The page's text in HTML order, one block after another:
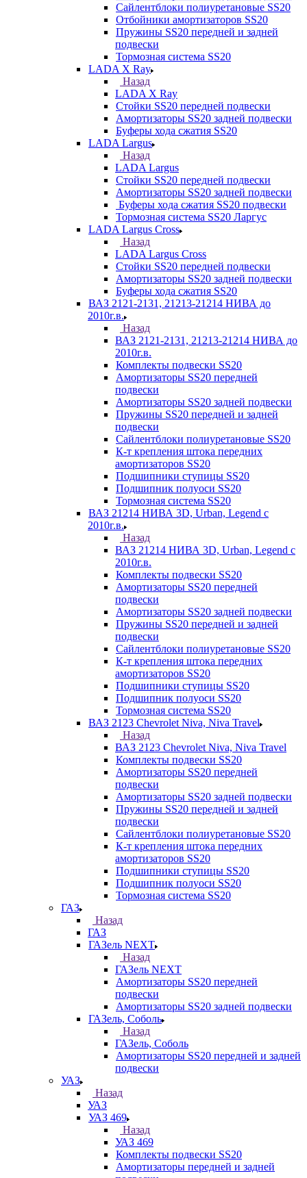
Сайлентблоки полиуретановые SS20
Отбойники амортизаторов SS20
Пружины SS20 передней и задней
подвески
Тормозная система SS20
LADA X Ray
Назад
LADA X Ray
Стойки SS20 передней подвески
Амортизаторы SS20 задней подвески
Буферы хода сжатия SS20
LADA Largus
Назад
LADA Largus
Стойки SS20 передней подвески
Амортизаторы SS20 задней подвески
Буферы хода сжатия SS20 подвески
Тормозная система SS20 Ларгус
LADA Largus Cross
Назад
LADA Largus Cross
Стойки SS20 передней подвески
Амортизаторы SS20 задней подвески
Буферы хода сжатия SS20
ВАЗ 2121-2131, 21213-21214 НИВА до
2010г.в.
Назад
ВАЗ 2121-2131, 21213-21214 НИВА до
2010г.в.
Комплекты подвески SS20
Амортизаторы SS20 передней
подвески
Амортизаторы SS20 задней подвески
Пружины SS20 передней и задней
подвески
Сайлентблоки полиуретановые SS20
К-т крепления штока передних
амортизаторов SS20
Подшипники ступицы SS20
Подшипник полуоси SS20
Тормозная система SS20
ВАЗ 21214 НИВА 3D, Urban, Legend c
2010г.в.
Назад
ВАЗ 21214 НИВА 3D, Urban, Legend c
2010г.в.
Комплекты подвески SS20
Амортизаторы SS20 передней
подвески
Амортизаторы SS20 задней подвески
Пружины SS20 передней и задней
подвески
Сайлентблоки полиуретановые SS20
К-т крепления штока передних
амортизаторов SS20
Подшипники ступицы SS20
Подшипник полуоси SS20
Тормозная система SS20
ВАЗ 2123 Chevrolet Niva, Niva Travel
Назад
ВАЗ 2123 Chevrolet Niva, Niva Travel
Комплекты подвески SS20
Амортизаторы SS20 передней
подвески
Амортизаторы SS20 задней подвески
Пружины SS20 передней и задней
подвески
Сайлентблоки полиуретановые SS20
К-т крепления штока передних
амортизаторов SS20
Подшипники ступицы SS20
Подшипник полуоси SS20
Тормозная система SS20
ГАЗ
Назад
ГАЗ
ГАЗель NEXT
Назад
ГАЗель NEXT
Амортизаторы SS20 передней
подвески
Амортизаторы SS20 задней подвески
ГАЗель, Соболь
Назад
ГАЗель, Соболь
Амортизаторы SS20 передней и задней
подвески
УАЗ
Назад
УАЗ
УАЗ 469
Назад
УАЗ 469
Комплекты подвески SS20
Амортизаторы передней и задней